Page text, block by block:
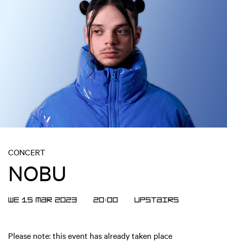
CONCERT
NOBU
WE 15 MAR 2023 20:00 Upstairs
Please note: this event has already taken place